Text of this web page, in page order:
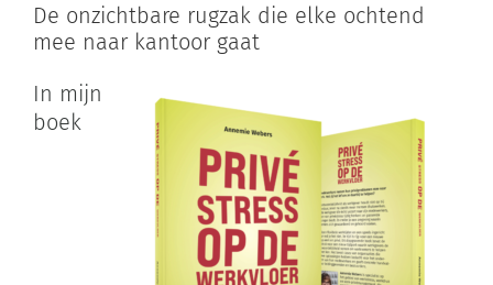
De onzichtbare rugzak die elke ochtend
mee naar kantoor gaat
In mijn
boek